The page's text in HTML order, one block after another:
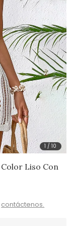
1 /10
Liso Con
contáctenos.